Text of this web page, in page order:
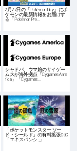
2月27日の「Pokémon Day」にポ
ケモンの最新情報をお届けす
る「Pokémon Pre…
シャドバ、ウマ娘のサイゲー
ムスが海外拠点「Cygames Ame
rica」「Cygames …
「ポケットモンスター ソー
ド・シールド」の有料拡張DLC
「エキスパンショ…